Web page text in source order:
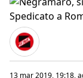
13 mar 2019, 19:18,